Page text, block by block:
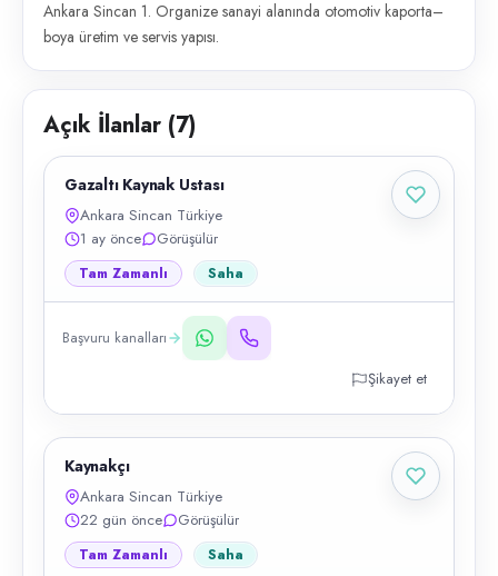
Ankara Sincan 1. Organize sanayi alanında otomotiv kaporta–
boya üretim ve servis yapısı.
Açık İlanlar (7)
Gazaltı Kaynak Ustası
Ankara Sincan Türkiye
1 ay önce
Görüşülür
Tam Zamanlı Saha
Başvuru kanalları
Şikayet et
Kaynakçı
Ankara Sincan Türkiye
22 gün önce
Görüşülür
Tam Zamanlı Saha